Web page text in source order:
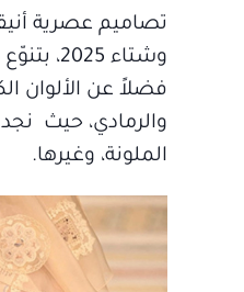
تصاميم عصرية
وشتاء
فضلاً عن الألوان
والرمادي، حيث
الملونة، وغيرها.